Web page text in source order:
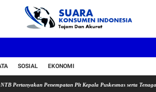
SOSIAL EKONOMI
Penempatan Plt Kepala Puskesmas serta Tenaga Kesehatan